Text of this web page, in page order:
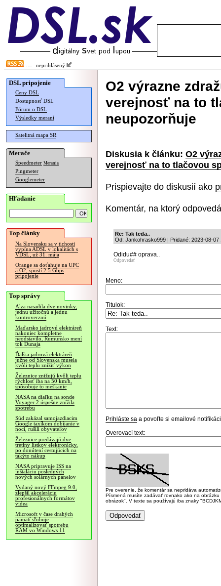
neprihlásený
DSL pripojenie
Ceny DSL
Dostupnosť DSL
Fórum o DSL
Výsledky meraní
Satelitná mapa SR
Merače
Speedmeter Merania
Pingmeter
Googlemeter
Hľadanie
Top články
Na Slovensku sa v tichosti
vypína ADSL v lokalitách s
VDSL, už 31. mája
Orange sa doťahuje na UPC
a O2, spustí 2.5 Gbps
pripojenie
Top správy
Alza nasadila dve novinky,
jednu užitočnú a jednu
kontroverznú
Maďarsko jadrovú elektráreň
nakoniec kompletne
neodstavilo, Rumunsko mení
tok Dunaja
Ďalšia jadrová elektráreň
južne od Slovenska musela
kvôli teplu znížiť výkon
Železnice znižujú kvôli teplu
rýchlosť iba na 50 km/h,
spôsobuje to meškanie
NASA na diaľku na sonde
Voyager 2 úspešne znížila
spotrebu
Súd zakázal samojazdiacim
Google taxíkom dobíjanie v
noci, rušili obyvateľov
Železnice predávajú dve
tretiny lístkov elektronicky,
po donútení cestujúcich na
takýto nákup
NASA pripravuje ISS na
inštaláciu posledných
nových solárnych panelov
Vydaný nový FFmpeg 9.0,
zlepšil akceleráciu
profesionálnych formátov
videa
Microsoft v čase drahých
pamätí sľubuje
optimalizovať spotrebu
RAM vo Windows 11
O2 výrazne
verejnosť na to
neupozorňuje
Diskusia k článku: O2
verejnosť na to tlačovou
Prispievajte do diskusií ako
Komentár, na ktorý
Re: Tak teda..
Od: Jankohrasko999 | Pridané: 2023-08-07
Odidu## oprava..
Odpovedať
Meno:
Titulok:
Text:
Prihláste sa a povoľte si emailové
Overovací text:
Pre overenie, že komentár sa nepridáva
Písmená musíte zadávať rovnako ako na
obrázok". V texte sa používajú iba znaky